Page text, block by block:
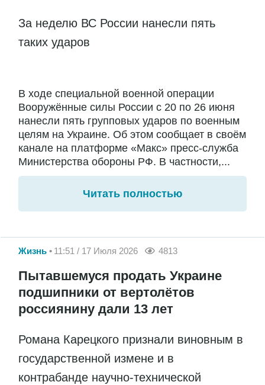
За неделю ВС России нанесли пять
таких ударов
В ходе специальной военной операции
Вооружённые силы России с 20 по 26 июня
нанесли пять групповых ударов по военным
целям на Украине. Об этом сообщает в своём
канале на платформе «Макс» пресс-служба
Министерства обороны РФ. В частности,...
Читать полностью
Жизнь 11:51 / 17 Июля 2026 4813
Пытавшемуся продать Украине
подшипники от вертолётов
россиянину дали 13 лет
Романа Карецкого признали виновным в
государственной измене и в
контрабанде научно-технической